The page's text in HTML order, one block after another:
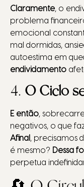
Claramente, o
problema
emocional
mal dormidas,
autoestima em
endividamento
4. O Ciclo
E então,
negativos, o que
Afinal , precisamos
é mesmo? Dessa
perpetua